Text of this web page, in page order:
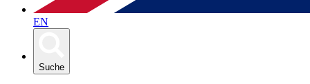
EN
Suche